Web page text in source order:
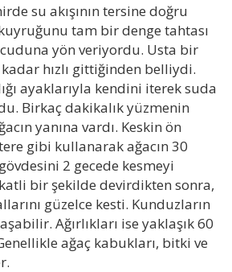
su akışının tersine doğru
tam bir denge tahtası
yön veriyordu. Usta bir
hızlı gittiğinden belliydi.
ayaklarıyla kendini iterek suda
Birkaç dakikalık yüzmenin
yanına vardı. Keskin ön
gibi kullanarak ağacın 30
2 gecede kesmeyi
bir şekilde devirdikten sonra,
güzelce kesti. Kunduzların
Ağırlıkları ise yaklaşık 60
ağaç kabukları, bitki ve